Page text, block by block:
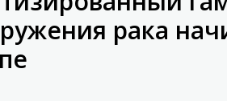
рака